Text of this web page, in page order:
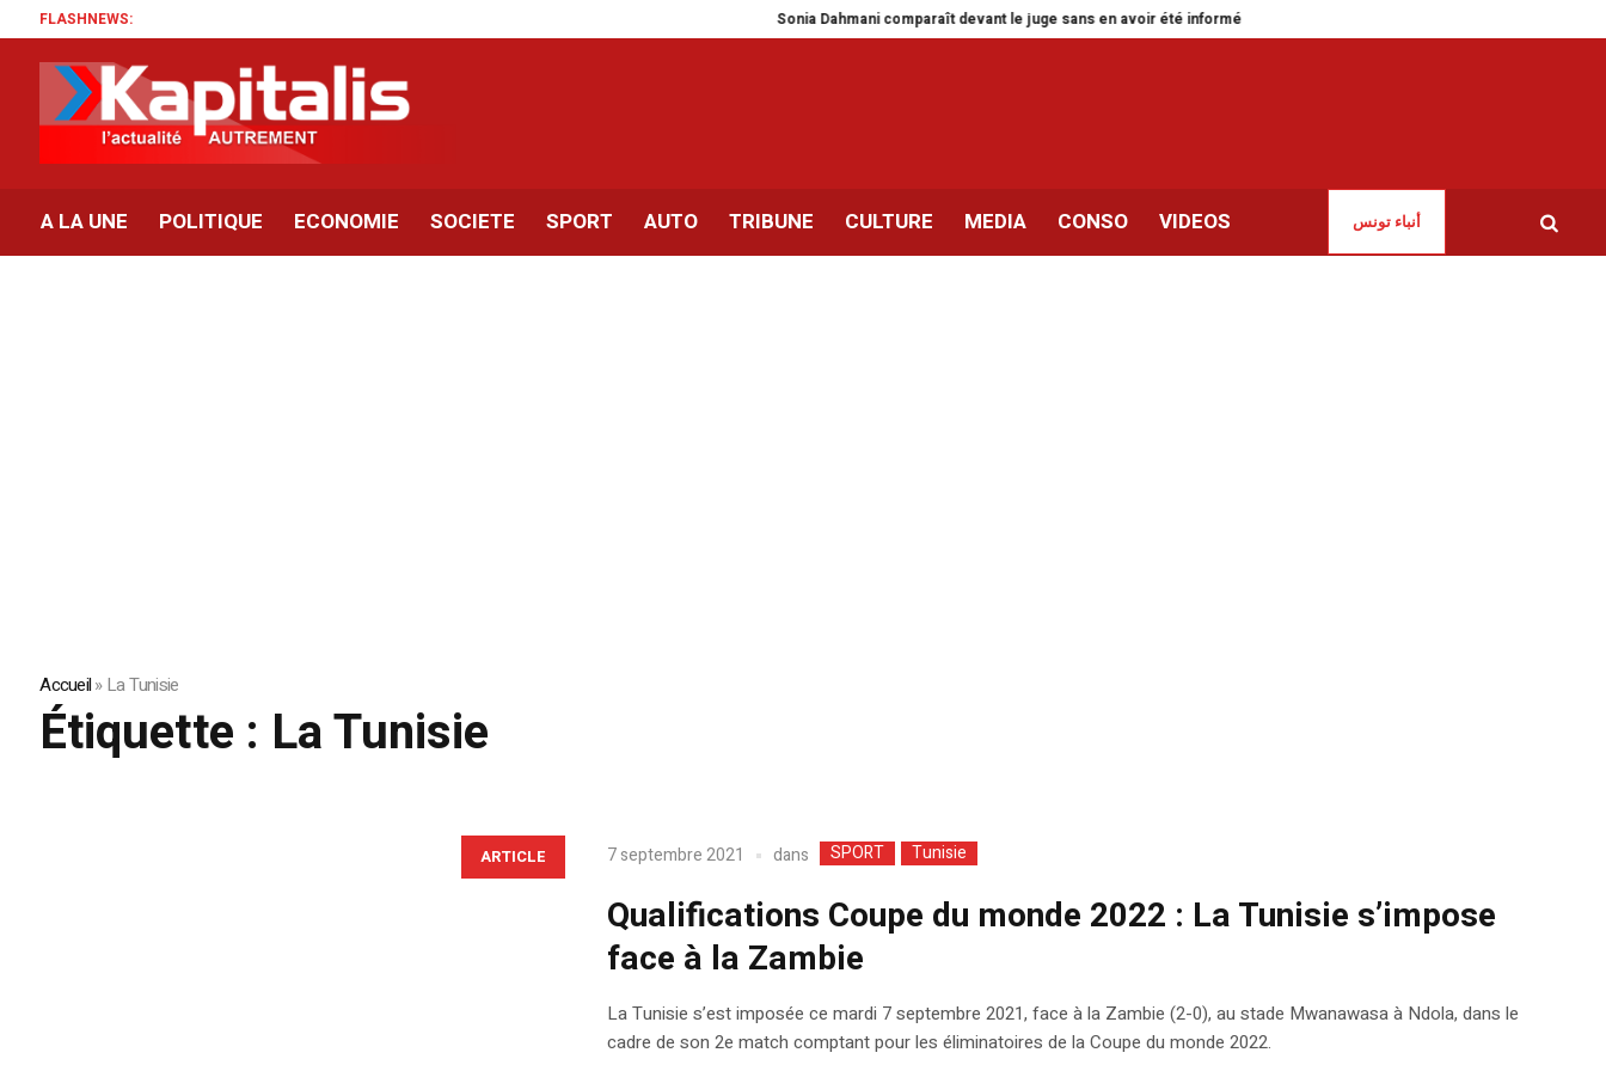
FLASHNEWS: Sonia Dahmani comparaît devant le juge sans en avoir été informée
A LA UNE POLITIQUE ECONOMIE SOCIETE SPORT AUTO TRIBUNE CULTURE MEDIA CONSO VIDEOS أنباء تونس
Accueil»La Tunisie
Étiquette : La Tunisie
ARTICLE 7 septembre 2021 dans SPORT Tunisie
Qualifications Coupe du monde 2022 : La Tunisie s’impose
face à la Zambie
La Tunisie s’est imposée ce mardi 7 septembre 2021, face à la Zambie (2-0), au stade Mwanawasa à Ndola, dans le
cadre de son 2e match comptant pour les éliminatoires de la Coupe du monde 2022.